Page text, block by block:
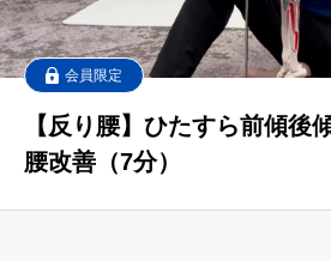
会員限定
【反り腰】ひたすら前傾後
腰改善（7分）
トップ画面ガイド
利用規約
yoshidaコラム